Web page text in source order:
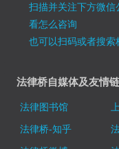
扫描并关注下方微信
看怎么咨询
也可以扫码或者搜
法律桥自媒体及友情
法律图书馆
法律桥-知乎